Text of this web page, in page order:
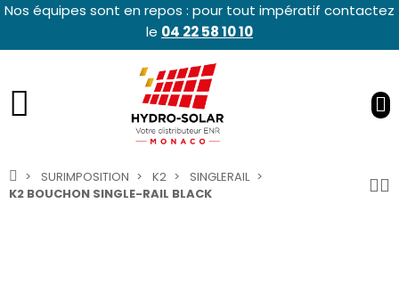
Nos équipes sont en repos : pour tout impératif contactez
le 04 22 58 10 10
SURIMPOSITION K2
SINGLERAIL
K2 BOUCHON SINGLE-RAIL BLACK